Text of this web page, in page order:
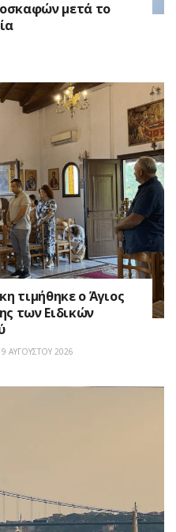
μετά το
τιμήθηκε ο Άγιος
των Ειδικών
ΑΥΓΟΎΣΤΟΥ 2026